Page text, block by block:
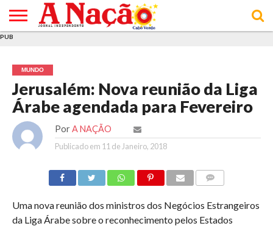
E DE
COOKIES
DE
UTILIZAÇÃO
PUB
MUNDO
Jerusalém: Nova reunião da Liga
Árabe agendada para Fevereiro
Por A NAÇÃO
Publicado em 11 de Janeiro, 2018
Uma nova reunião dos ministros dos Negócios Estrangeiros
da Liga Árabe sobre o reconhecimento pelos Estados